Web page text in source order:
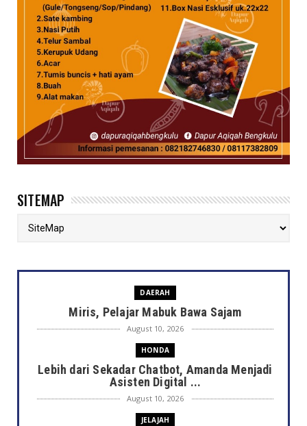
SITEMAP
DAERAH
Miris, Pelajar Mabuk Bawa Sajam
August 10, 2026
HONDA
Lebih dari Sekadar Chatbot, Amanda Menjadi
Asisten Digital ...
August 10, 2026
JELAJAH